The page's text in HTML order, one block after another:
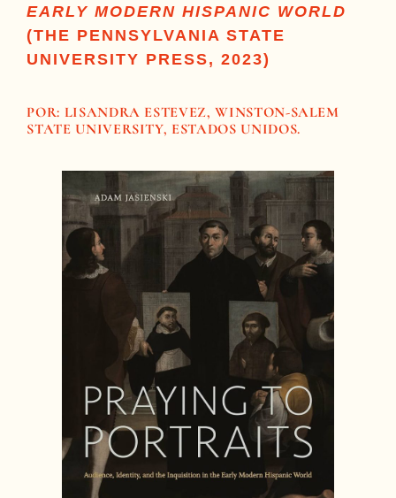
EARLY MODERN HISPANIC WORLD
(THE PENNSYLVANIA STATE
UNIVERSITY PRESS, 2023)
POR: LISANDRA ESTEVEZ, WINSTON-SALEM
STATE UNIVERSITY, ESTADOS UNIDOS.